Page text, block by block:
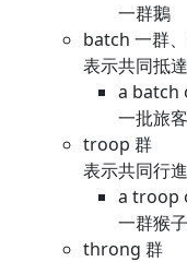
一群鵝
batch 一群
表示共同抵
a batch
一批旅客
troop 群
表示共同行
a troop
一群猴子
throng 群